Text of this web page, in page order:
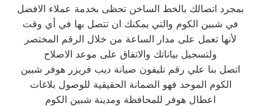
بمجرد اتصالك بالخط الساخن تحظى بخدمة عملاء الافضل
في شبين الكوم والتي يمكنك ان تتصل بها في أي وقت
لأنها تعمل على مدار الساعة من خلال الرقم المختصر
ولتسجيل بياناتك والاتفاق على موعد الاصلاح
اتصل بنا علي رقم تليفون صيانة ديب فريزر هوفر شبين
الكوم الموحد فهو الضمانة الحقيقية للوصول بلاغات
اعطال هوفر للمحافظة ومدينة شبين الكوم